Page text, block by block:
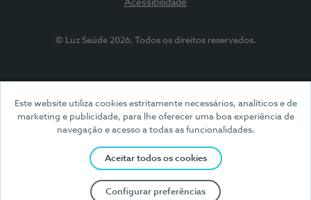
Este website utiliza cookies estritamente necessários, analíticos e de
marketing e publicidade, para lhe oferecer uma boa experiência de
navegação e acesso a todas as funcionalidades.
Aceitar todos os cookies
Configurar preferências
Acessibilidade
© Luz Saúde 2026. Todos os direitos reservados.